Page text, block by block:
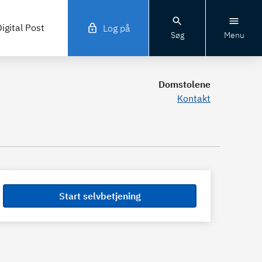
Post Log på
Søg Menu
Domstolene
Kontakt
Start selvbetjening